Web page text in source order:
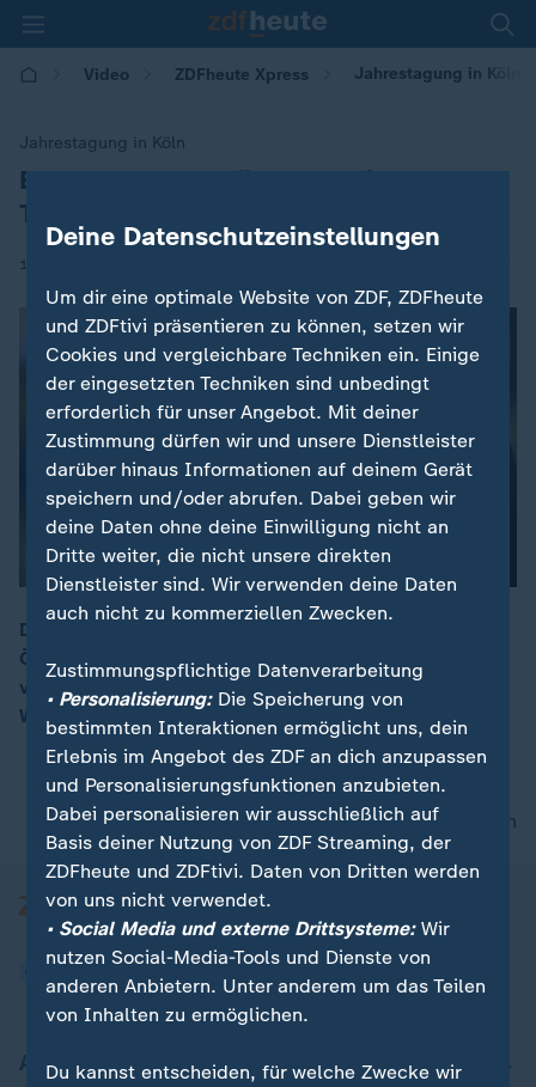
Video ZDFheute Xpress Jahrestagung in Köln:
Jahrestagung in Köln
:Beamtenbund erhöht Druck im
Tarifkonflikt
12.01.2026 | 15:00
Es ist ein Fehler aufgetreten. Versuche
es später noch einmal. Errorcode:1
Der Beamtenbund dbb macht im Tarifkonflikt des
Öffentlichen Dienstes Druck. Falls es kein
verhandlungsfähiges Angebot gebe, würden die
Warnstreiks ausgeweitet, warnte dbb-Chef Geyer.
nach oben
Aktuell bei ZDFheute
Deine Datenschutzeinstellungen
Um dir eine optimale Website von ZDF, ZDFheute
und ZDFtivi präsentieren zu können, setzen wir
Cookies und vergleichbare Techniken ein. Einige
der eingesetzten Techniken sind unbedingt
erforderlich für unser Angebot. Mit deiner
Zustimmung dürfen wir und unsere Dienstleister
darüber hinaus Informationen auf deinem Gerät
speichern und/oder abrufen. Dabei geben wir
deine Daten ohne deine Einwilligung nicht an
Dritte weiter, die nicht unsere direkten
Dienstleister sind. Wir verwenden deine Daten
auch nicht zu kommerziellen Zwecken.
Zustimmungspflichtige Datenverarbeitung
• Personalisierung:Die Speicherung von
bestimmten Interaktionen ermöglicht uns, dein
Erlebnis im Angebot des ZDF an dich anzupassen
und Personalisierungsfunktionen anzubieten.
Dabei personalisieren wir ausschließlich auf
Basis deiner Nutzung von ZDF Streaming, der
ZDFheute und ZDFtivi. Daten von Dritten werden
von uns nicht verwendet.
• Social Media und externe Drittsysteme:Wir
nutzen Social-Media-Tools und Dienste von
anderen Anbietern. Unter anderem um das Teilen
von Inhalten zu ermöglichen.
Du kannst entscheiden, für welche Zwecke wir